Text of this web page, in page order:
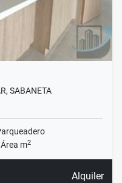
SABANETA
Área m2
Alquiler